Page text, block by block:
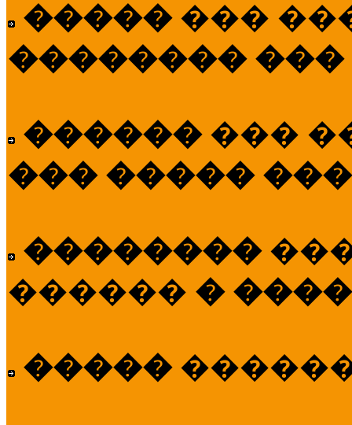
����� ���
�������� ���
������ ���
��� �����
��������
������ �
�����